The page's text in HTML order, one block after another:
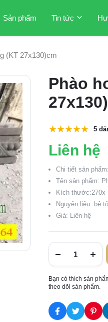
Sản phẩm Tin tức
(KT 27x130)cm
Phào
5
Liên hệ
Chi tiết sản phẩm:
Tên sản phẩm:
Kích thước:270x
Nguyên liệu: bê
Giá: Liên hệ
Bạn có thích sản
theo dõi sản phẩm.